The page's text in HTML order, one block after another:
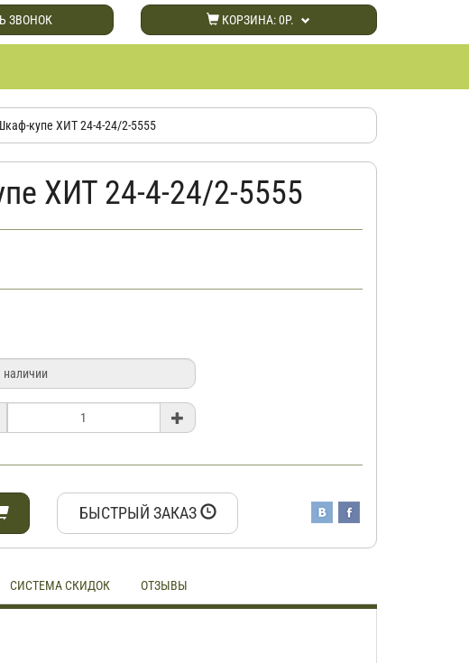
ЗВОНОК КОРЗИНА:0Р.
купе ХИТ 24-4-24/2-5555
ХИТ 24-4-24/2-5555
БЫСТРЫЙ ЗАКАЗ
СИСТЕМА СКИДОК ОТЗЫВЫ